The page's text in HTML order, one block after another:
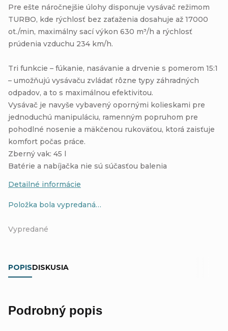
Vypredané
Položka bola vypredaná…
Pre ešte náročnejšie úlohy disponuje vysávač režimom
TURBO, kde rýchlosť bez zaťaženia dosahuje až 17000
ot./min, maximálny sací výkon 630 m³/h a rýchlosť
prúdenia vzduchu 234 km/h.
Tri funkcie – fúkanie, nasávanie a drvenie s pomerom 15:1
– umožňujú vysávaču zvládať rôzne typy záhradných
odpadov, a to s maximálnou efektivitou.
Vysávač je navyše vybavený opornými kolieskami pre
jednoduchú manipuláciu, ramenným popruhom pre
pohodlné nosenie a mäkčenou rukoväťou, ktorá zaisťuje
komfort počas práce.
Zberný vak: 45 l
Batérie a nabíjačka nie sú súčasťou balenia
Detailné informácie
POPISDISKUSIA
Podrobný popis